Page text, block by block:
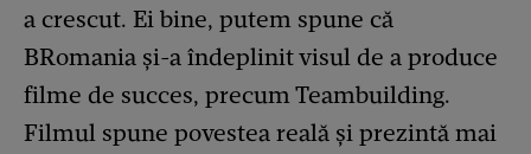
a crescut. Ei bine, putem spune că
BRomania și-a îndeplinit visul de a produce
filme de succes, precum Teambuilding.
Filmul spune povestea reală și prezintă mai